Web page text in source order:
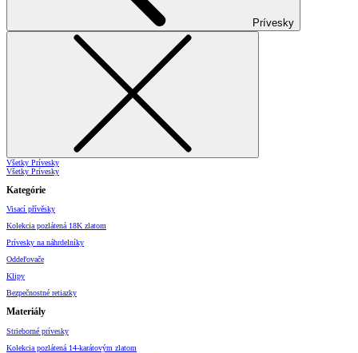
Prívesky
Všetky Prívesky
Všetky Prívesky
Kategórie
Visací přívěsky
Kolekcia pozlátená 18K zlatom
Prívesky na náhrdelníky
Oddeľovače
Klipy
Bezpečnostné retiazky
Materiály
Strieborné prívesky
Kolekcia pozlátená 14-karátovým zlatom